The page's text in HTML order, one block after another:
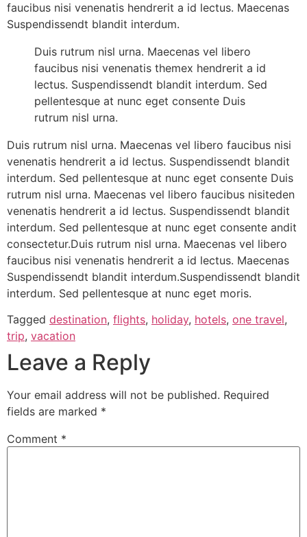
faucibus nisi venenatis hendrerit a id lectus. Maecenas
Suspendissendt blandit interdum.
Duis rutrum nisl urna. Maecenas vel libero
faucibus nisi venenatis themex hendrerit a id
lectus. Suspendissendt blandit interdum. Sed
pellentesque at nunc eget consente Duis
rutrum nisl urna.
Duis rutrum nisl urna. Maecenas vel libero faucibus nisi
venenatis hendrerit a id lectus. Suspendissendt blandit
interdum. Sed pellentesque at nunc eget consente Duis
rutrum nisl urna. Maecenas vel libero faucibus nisiteden
venenatis hendrerit a id lectus. Suspendissendt blandit
interdum. Sed pellentesque at nunc eget consente andit
consectetur.Duis rutrum nisl urna. Maecenas vel libero
faucibus nisi venenatis hendrerit a id lectus. Maecenas
Suspendissendt blandit interdum.Suspendissendt blandit
interdum. Sed pellentesque at nunc eget moris.
Tagged destination, flights, holiday, hotels, one travel,
trip, vacation
Leave a Reply
Your email address will not be published. Required
fields are marked *
Comment *